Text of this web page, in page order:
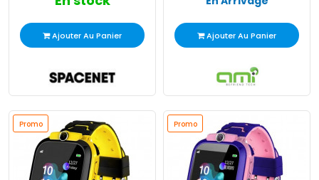
Ajouter Au Panier Ajouter Au Panier
Promo Promo